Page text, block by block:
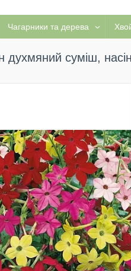
Чагарники та дерева
духмяний суміш,